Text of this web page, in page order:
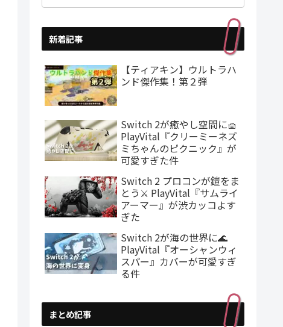
新着記事
【ティアキン】ウルトラハ
ンド傑作集！第２弾
Switch 2が癒やし空間に🧺
PlayVital『クリーミーネズ
ミちゃんのピクニック』が
可愛すぎた件
Switch 2 プロコンが鎧をま
とう⚔️ PlayVital『サムライ
アーマー』が渋カッコよす
ぎた
Switch 2が海の世界に🌊
PlayVital『オーシャンウィ
スパー』カバーが可愛すぎ
る件
まとめ記事